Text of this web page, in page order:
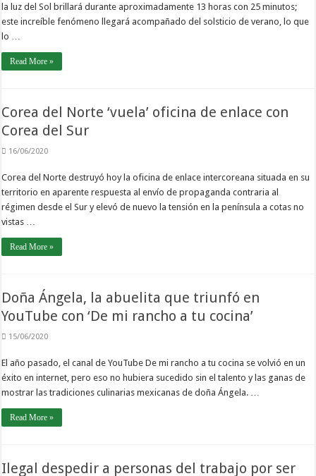
la luz del Sol brillará durante aproximadamente 13 horas con 25 minutos;
este increíble fenómeno llegará acompañado del solsticio de verano, lo que
lo …
Read More »
Corea del Norte ‘vuela’ oficina de enlace con
Corea del Sur
16/06/2020
Corea del Norte destruyó hoy la oficina de enlace intercoreana situada en su
territorio en aparente respuesta al envío de propaganda contraria al
régimen desde el Sur y elevó de nuevo la tensión en la península a cotas no
vistas …
Read More »
Doña Ángela, la abuelita que triunfó en
YouTube con ‘De mi rancho a tu cocina’
15/06/2020
El año pasado, el canal de YouTube De mi rancho a tu cocina se volvió en un
éxito en internet, pero eso no hubiera sucedido sin el talento y las ganas de
mostrar las tradiciones culinarias mexicanas de doña Ángela. …
Read More »
Ilegal despedir a personas del trabajo por ser